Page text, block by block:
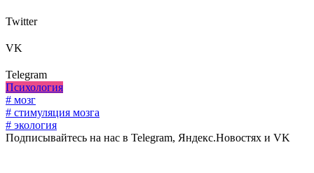
Twitter
VK
Telegram
Психология
# мозг
# стимуляция мозга
# экология
Подписывайтесь на нас в Telegram, Яндекс.Новостях и VK